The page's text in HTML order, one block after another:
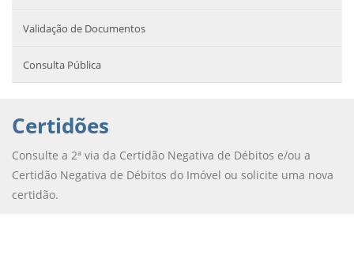
Validação de Documentos
Consulta Pública
Certidões
Consulte a 2ª via da Certidão Negativa de Débitos e/ou a
Certidão Negativa de Débitos do Imóvel ou solicite uma nova
certidão.